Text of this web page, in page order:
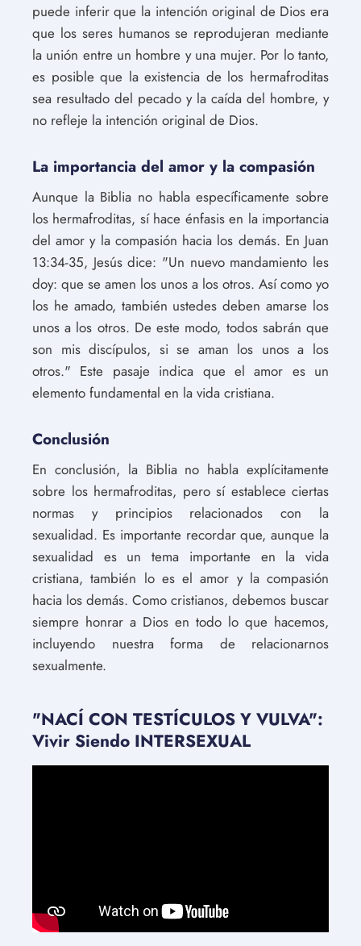
puede inferir que la intención original de Dios era
que los seres humanos se reprodujeran mediante
la unión entre un hombre y una mujer. Por lo tanto,
es posible que la existencia de los hermafroditas
sea resultado del pecado y la caída del hombre, y
no refleje la intención original de Dios.
La importancia del amor y la compasión
Aunque la Biblia no habla específicamente sobre
los hermafroditas, sí hace énfasis en la importancia
del amor y la compasión hacia los demás. En Juan
13:34-35, Jesús dice: "Un nuevo mandamiento les
doy: que se amen los unos a los otros. Así como yo
los he amado, también ustedes deben amarse los
unos a los otros. De este modo, todos sabrán que
son mis discípulos, si se aman los unos a los
otros." Este pasaje indica que el amor es un
elemento fundamental en la vida cristiana.
Conclusión
En conclusión, la Biblia no habla explícitamente
sobre los hermafroditas, pero sí establece ciertas
normas y principios relacionados con la
sexualidad. Es importante recordar que, aunque la
sexualidad es un tema importante en la vida
cristiana, también lo es el amor y la compasión
hacia los demás. Como cristianos, debemos buscar
siempre honrar a Dios en todo lo que hacemos,
incluyendo nuestra forma de relacionarnos
sexualmente.
"NACÍ CON TESTÍCULOS Y VULVA":
Vivir Siendo INTERSEXUAL